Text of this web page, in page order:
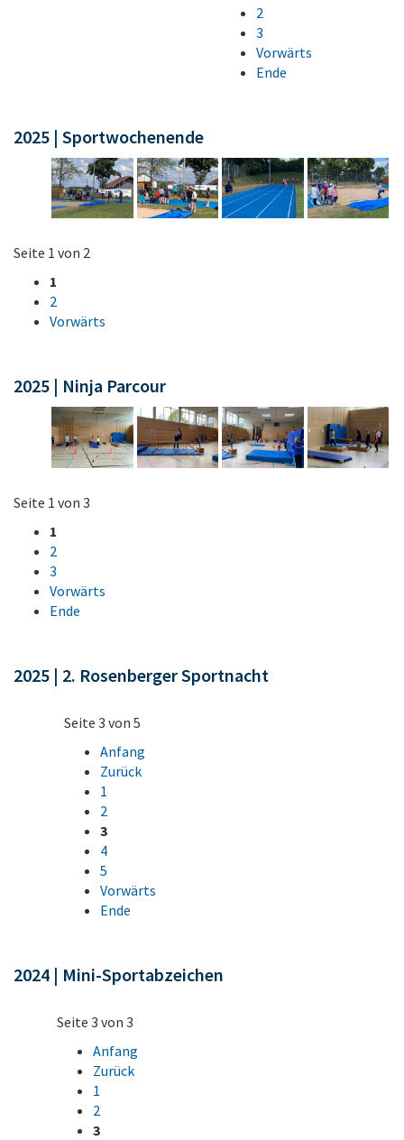
2
3
Vorwärts
Ende
2025 | Sportwochenende
Seite 1 von 2
1
2
Vorwärts
2025 | Ninja Parcour
Seite 1 von 3
1
2
3
Vorwärts
Ende
2025 | 2. Rosenberger Sportnacht
Seite 3 von 5
Anfang
Zurück
1
2
3
4
5
Vorwärts
Ende
2024 | Mini-Sportabzeichen
Seite 3 von 3
Anfang
Zurück
1
2
3